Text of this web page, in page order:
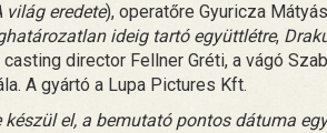
világ eredete), operatőre Gyuricza
ideig tartó együttlétre,
director Fellner Gréti, a vágó
A gyártó a Lupa Pictures Kft.
el, a bemutató pontos dátuma